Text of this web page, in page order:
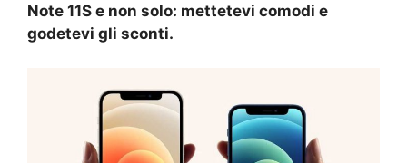
Note 11S e non solo: mettetevi comodi e
godetevi gli sconti.